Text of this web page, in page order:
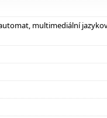
multimediální